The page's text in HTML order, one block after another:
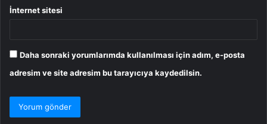
İnternet sitesi
Daha sonraki yorumlarımda kullanılması için adım, e-posta
adresim ve site adresim bu tarayıcıya kaydedilsin.